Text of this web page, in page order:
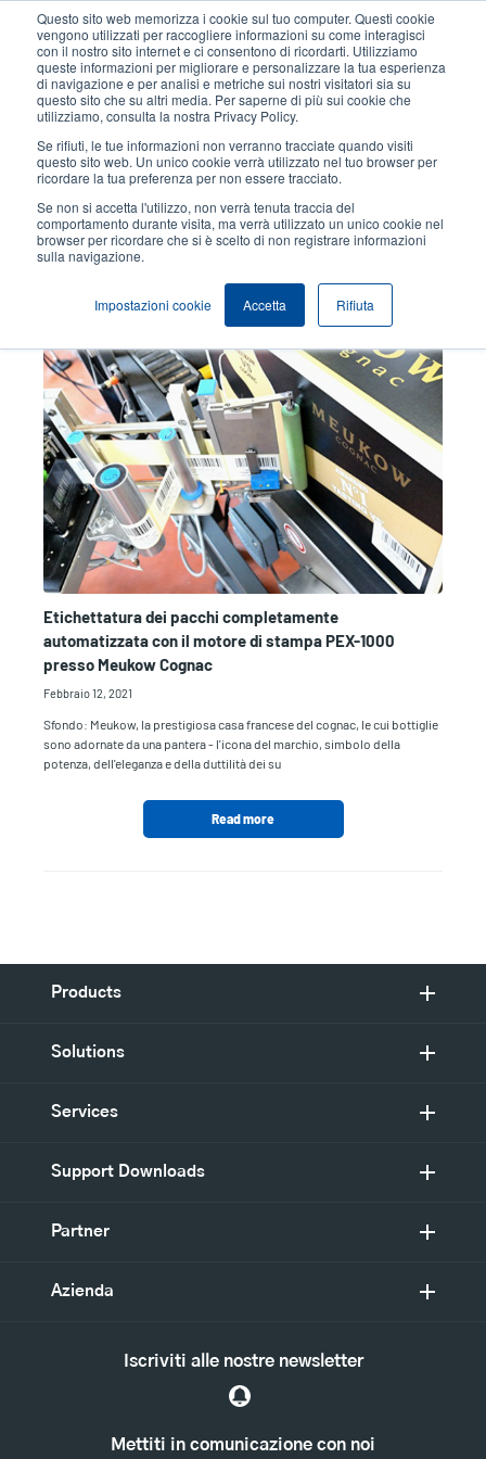
Questo sito web memorizza i cookie sul tuo computer. Questi cookie
vengono utilizzati per raccogliere informazioni su come interagisci
con il nostro sito internet e ci consentono di ricordarti. Utilizziamo
queste informazioni per migliorare e personalizzare la tua esperienza
di navigazione e per analisi e metriche sui nostri visitatori sia su
questo sito che su altri media. Per saperne di più sui cookie che
utilizziamo, consulta la nostra Privacy Policy.
Se rifiuti, le tue informazioni non verranno tracciate quando visiti
questo sito web. Un unico cookie verrà utilizzato nel tuo browser per
ricordare la tua preferenza per non essere tracciato.
Se non si accetta l'utilizzo, non verrà tenuta traccia del
comportamento durante visita, ma verrà utilizzato un unico cookie nel
browser per ricordare che si è scelto di non registrare informazioni
sulla navigazione.
Impostazioni cookie Accetta Rifiuta
contenuto
principale
User
account
User
Header
Seleziona Prodotti Contatto Vendite
Distribuzione
Temi
Etichettatura dei pacchi completamente
automatizzata con il motore di stampa PEX-1000
presso Meukow Cognac
Febbraio 12, 2021
Sfondo: Meukow, la prestigiosa casa francese del cognac, le cui bottiglie
sono adornate da una pantera - l'icona del marchio, simbolo della
potenza, dell'eleganza e della duttilità dei su
Read more
Products
Solutions
Services
Support Downloads
Partner
Azienda
Mettiti in comunicazione con noi
Iscriviti alle nostre newsletter